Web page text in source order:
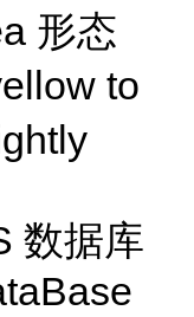
形态
to
数据库